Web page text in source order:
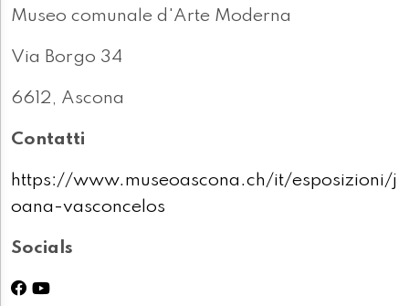
Museo comunale d'Arte Moderna
Via Borgo 34
6612, Ascona
Contatti
https://www.museoascona.ch/it/esposizioni/j
oana-vasconcelos
Socials